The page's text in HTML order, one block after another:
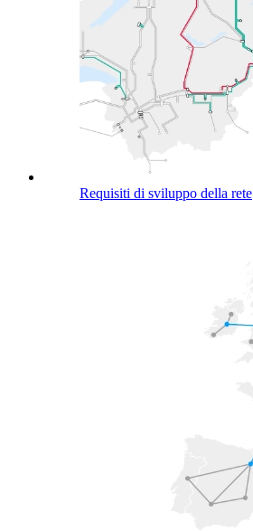
Requisiti di sviluppo della rete